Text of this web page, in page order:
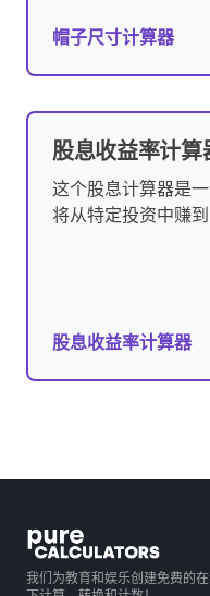
帽子尺寸计算器
股息收益率计算
这个股息计算器是
将从特定投资中赚到
股息收益率计算器
我们为教育和娱乐创建免费的